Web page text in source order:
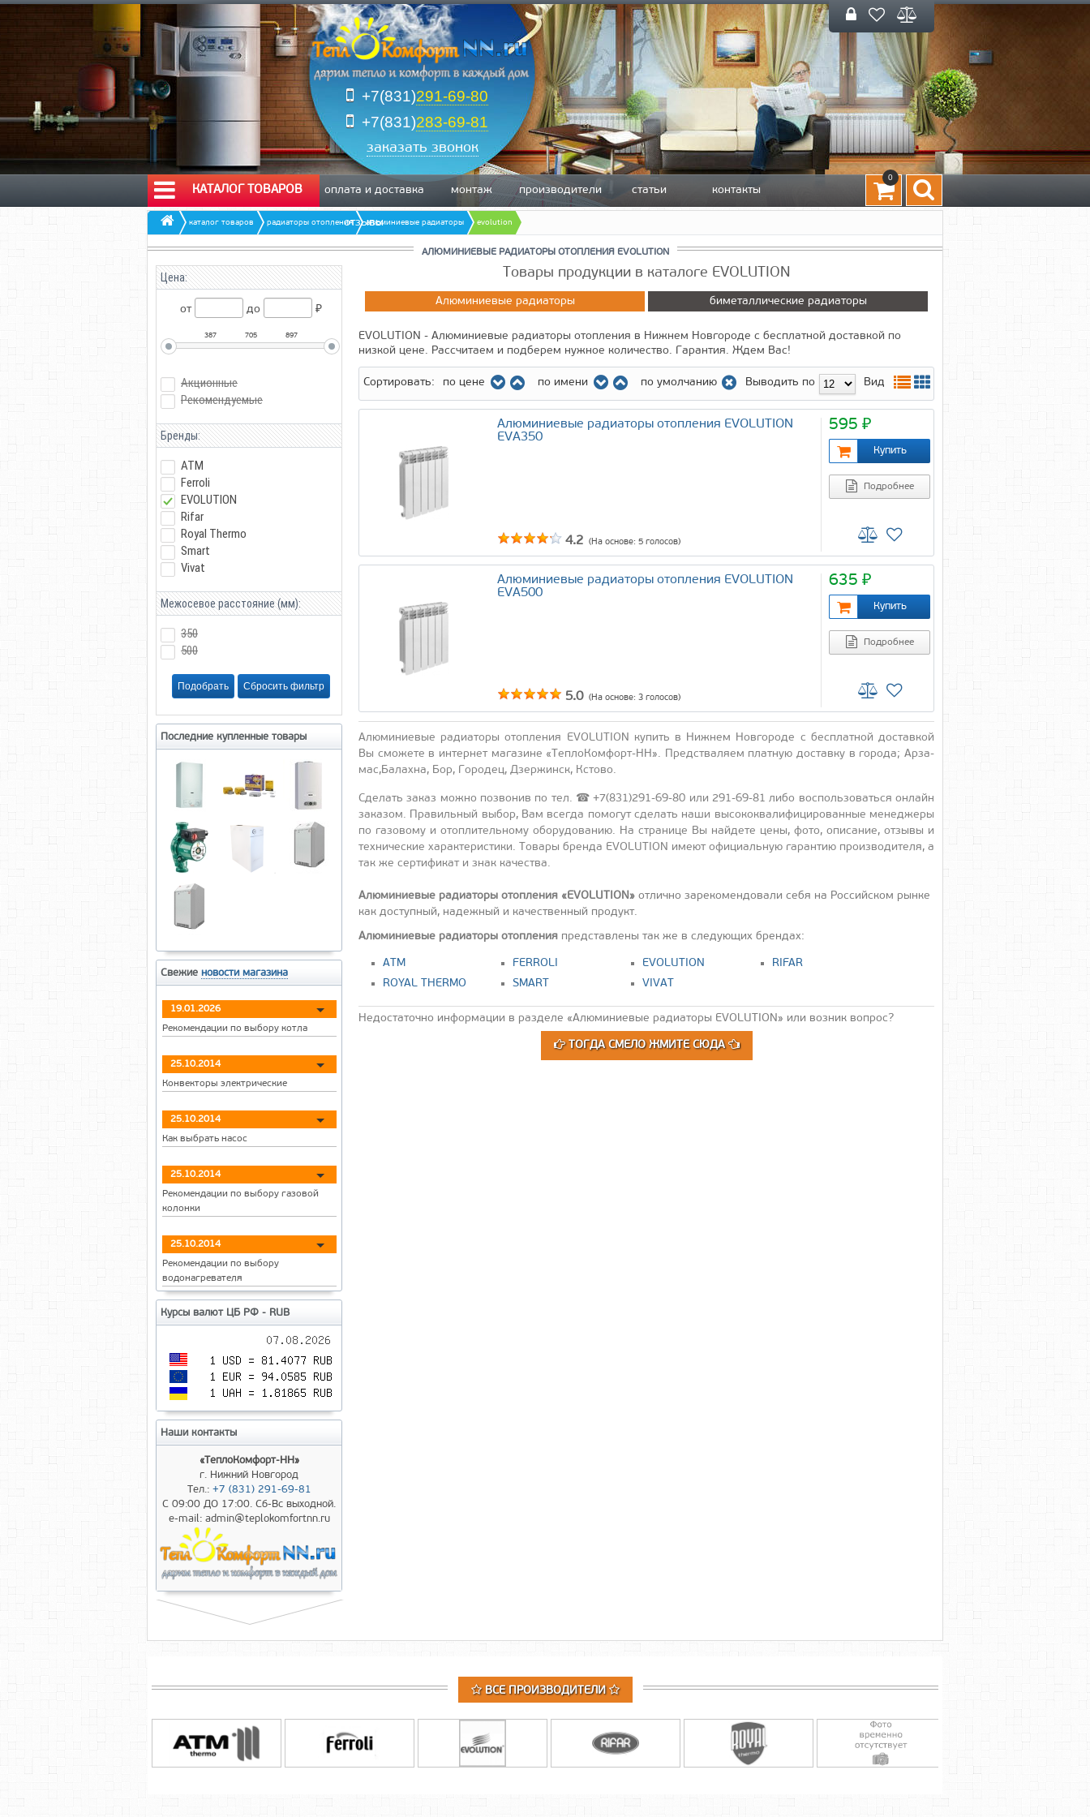
+7(831)291-69-80
+7(831)283-69-81
заказать звонок
КАТАЛОГ ТОВАРОВ оплата и доставка монтаж производители статьи контакты
отзывы
0
каталог товаров радиаторы отопления алюминиевые радиаторы evolution
АЛЮМИНИЕВЫЕ РАДИАТОРЫ ОТОПЛЕНИЯ EVOLUTION
Товары продукции в каталоге EVOLUTION
Алюминиевые радиаторы биметаллические радиаторы
EVOLUTION - Алюминиевые радиаторы отопления в Нижнем Новгороде с бесплатной доставкой по
низкой цене. Рассчитаем и подберем нужное количество. Гарантия. Ждем Вас!
Сортировать: по цене по имени по умолчанию Вид
Выводить по
Алюминиевые радиаторы отопления EVOLUTION
EVA350
4.2 (На основе: 5 голосов)
595 ₽
Подробнее
Алюминиевые радиаторы отопления EVOLUTION
EVA500
5.0 (На основе: 3 голосов)
635 ₽
Подробнее
Алю­мини­евые ра­ди­ато­ры отоп­ле­ния EVOLUTION ку­пить в Ниж­нем Нов­го­роде с бес­плат­ной дос­тавкой
Вы смо­жете в ин­тернет ма­гази­не «Теп­ло­Ком­форт-НН». Предс­тва­ля­ем плат­ную дос­тавку в го­рода; Ар­за­
мас,Ба­лах­на, Бор, Го­родец, Дзер­жинск, Ксто­во.
Сде­лать за­каз мож­но поз­во­нив по тел. ☎ +7(831)291-69-80 или 291-69-81 ли­бо вос­поль­зо­вать­ся он­лайн
за­казом. Пра­виль­ный вы­бор, Вам всег­да по­могут сде­лать на­ши вы­сокок­ва­лифи­циро­ван­ные ме­нед­же­ры
по га­зово­му и отоп­ли­тель­но­му обо­рудо­ванию. На стра­нице Вы най­де­те це­ны, фо­то, опи­сание, от­зы­вы и
тех­ни­чес­кие ха­рак­те­рис­ти­ки. То­вары брен­да EVOLUTION име­ют офи­ци­аль­ную га­ран­тию про­из­во­дите­ля, а
так же сер­ти­фикат и знак ка­чес­тва.
Алюминиевые радиаторы отопления «EVOLUTION» отлично зарекомендовали себя на Российском рынке
как доступный, надежный и качественный продукт.
Алюминиевые радиаторы отопления представлены так же в следующих брендах:
АТМ FERROLI EVOLUTION
RIFAR
ROYAL THERMO
SMART VIVAT
Недостаточно информации в разделе «Алюминиевые радиаторы EVOLUTION» или возник вопрос?
ТОГДА СМЕЛО ЖМИТЕ СЮДА
Цена:
от до ₽
387 705 897
Акционные
Рекомендуемые
Бренды:
АТМ
Ferroli
EVOLUTION
Rifar
Royal Thermo
Smart
Vivat
Межосевое расстояние (мм):
350
500
Последние купленные товары
Свежие новости магазина
19.01.2026
Рекомендации по выбору котла
25.10.2014
Конвекторы электрические
25.10.2014
Как выбрать насос
25.10.2014
Рекомендации по выбору газовой
колонки
25.10.2014
Рекомендации по выбору
водонагревателя
Курсы валют ЦБ РФ - RUB
Наши контакты
«ТеплоКомфорт-НН»
г. Нижний Новгород
Тел.: +7 (831) 291-69-81
С 09:00 ДО 17:00. Сб-Вс выходной.
e-mail: admin@teplokomfortnn.ru
ВСЕ ПРОИЗВОДИТЕЛИ